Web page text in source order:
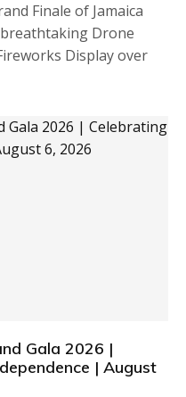
Finale of Jamaica
Drone
Display over
Gala 2026 |
| August